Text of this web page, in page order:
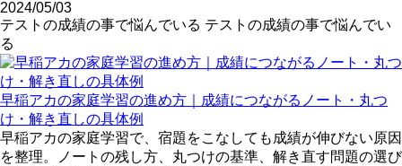
2024/05/03
テストの成績の事で悩んでいる テストの成績の事で悩んでい
る
早稲アカの家庭学習の進め方｜成績につながるノート・丸つ
け・解き直しの具体例
早稲アカの家庭学習で、宿題をこなしても成績が伸びない原因
を整理。ノートの残し方、丸つけの基準、解き直す問題の選び